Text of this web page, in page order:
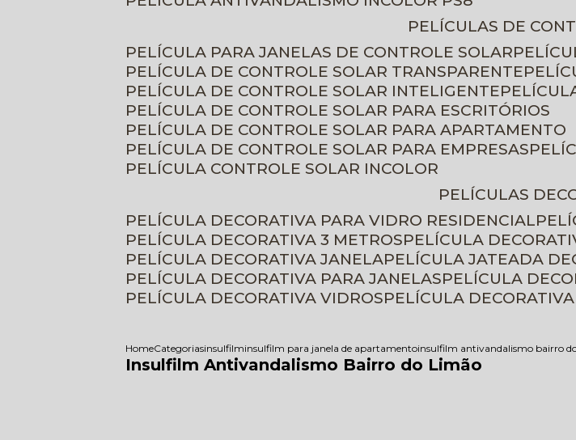
PELÍCULAS DE
PELÍCULA PARA JANELAS DE CONTROLE SOLAR
PELÍCULA DE CONTROLE SOLAR TRANSPARENTE
PELÍCULA DE CONTROLE SOLAR INTELIGENTE
PELÍCULA DE CONTROLE SOLAR PARA ESCRITÓRIOS
PELÍCULA DE CONTROLE SOLAR PARA APARTAMENTO
PELÍCULA DE CONTROLE SOLAR PARA EMPRESAS
PELÍCULA CONTROLE SOLAR INCOLOR
PELÍCULAS
PELÍCULA DECORATIVA PARA VIDRO RESIDENCIAL
PELÍCULA DECORATIVA 3 METROS
PELÍCULA
PELÍCULA DECORATIVA JANELA
PELÍCULA JATEADA
PELÍCULA DECORATIVA PARA JANELAS
PELÍCULA
PELÍCULA DECORATIVA VIDROS
PELÍCULA
HomeCategoriasinsulfilminsulfilm para janela de apartamentoinsulfilm antivandalismo bairro
Insulfilm Antivandalismo Bairro do Limão